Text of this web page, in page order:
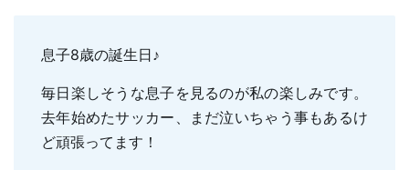
予防歯科
入れ歯
親知らずの抜歯
息子8歳の誕生日♪
毎日楽しそうな息子を見るのが私の楽しみです。
去年始めたサッカー、まだ泣いちゃう事もあるけ
ど頑張ってます！